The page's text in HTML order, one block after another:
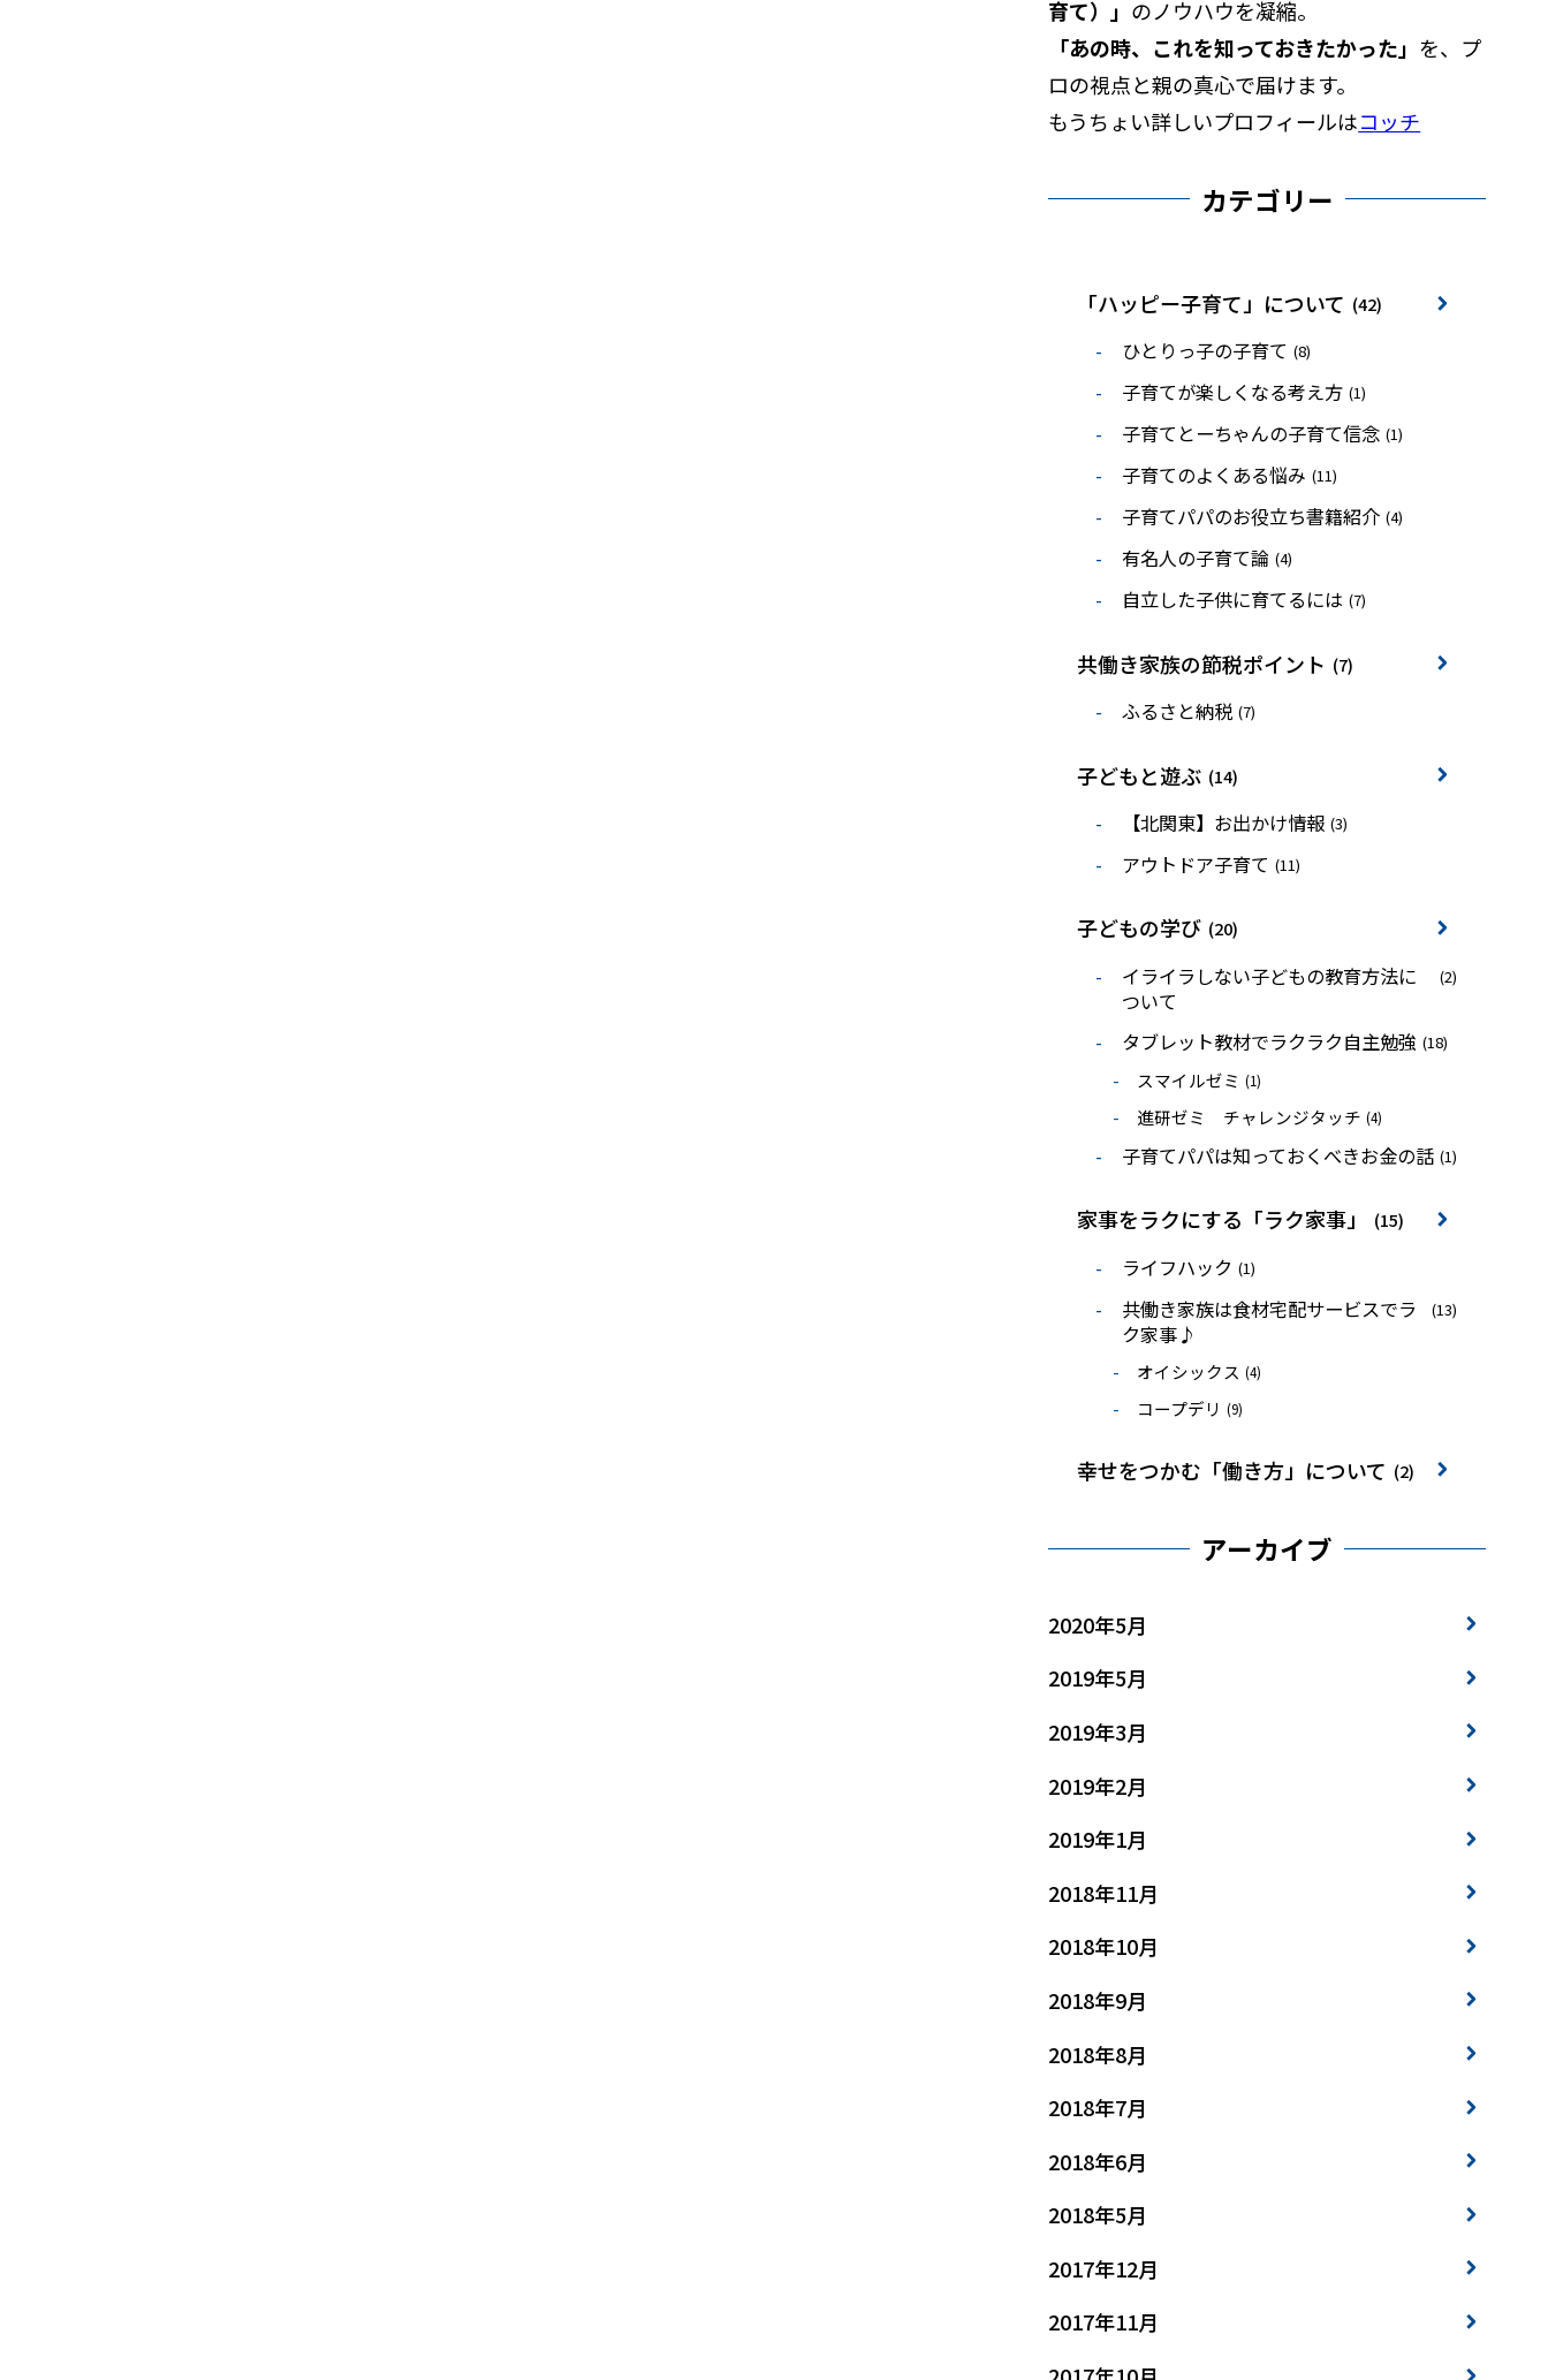
育て）」 のノウハウを凝縮。
「あの時、これを知っておきたかった」 を、プ
ロの視点と親の真心で届けます。
もうちょい詳しいプロフィールはコッチ
カテゴリー
「ハッピー子育て」について (42)
ひとりっ子の子育て (8)
子育てが楽しくなる考え方 (1)
子育てとーちゃんの子育て信念 (1)
子育てのよくある悩み (11)
子育てパパのお役立ち書籍紹介 (4)
有名人の子育て論 (4)
自立した子供に育てるには (7)
共働き家族の節税ポイント (7)
ふるさと納税 (7)
子どもと遊ぶ (14)
【北関東】お出かけ情報 (3)
アウトドア子育て (11)
子どもの学び (20)
イライラしない子どもの教育方法に
ついて
(2)
タブレット教材でラクラク自主勉強 (18)
スマイルゼミ (1)
進研ゼミ チャレンジタッチ (4)
子育てパパは知っておくべきお金の話 (1)
家事をラクにする「ラク家事」 (15)
ライフハック (1)
共働き家族は食材宅配サービスでラ
ク家事♪
(13)
オイシックス (4)
コープデリ (9)
幸せをつかむ「働き方」について (2)
アーカイブ
2020年5月
2019年5月
2019年3月
2019年2月
2019年1月
2018年11月
2018年10月
2018年9月
2018年8月
2018年7月
2018年6月
2018年5月
2017年12月
2017年11月